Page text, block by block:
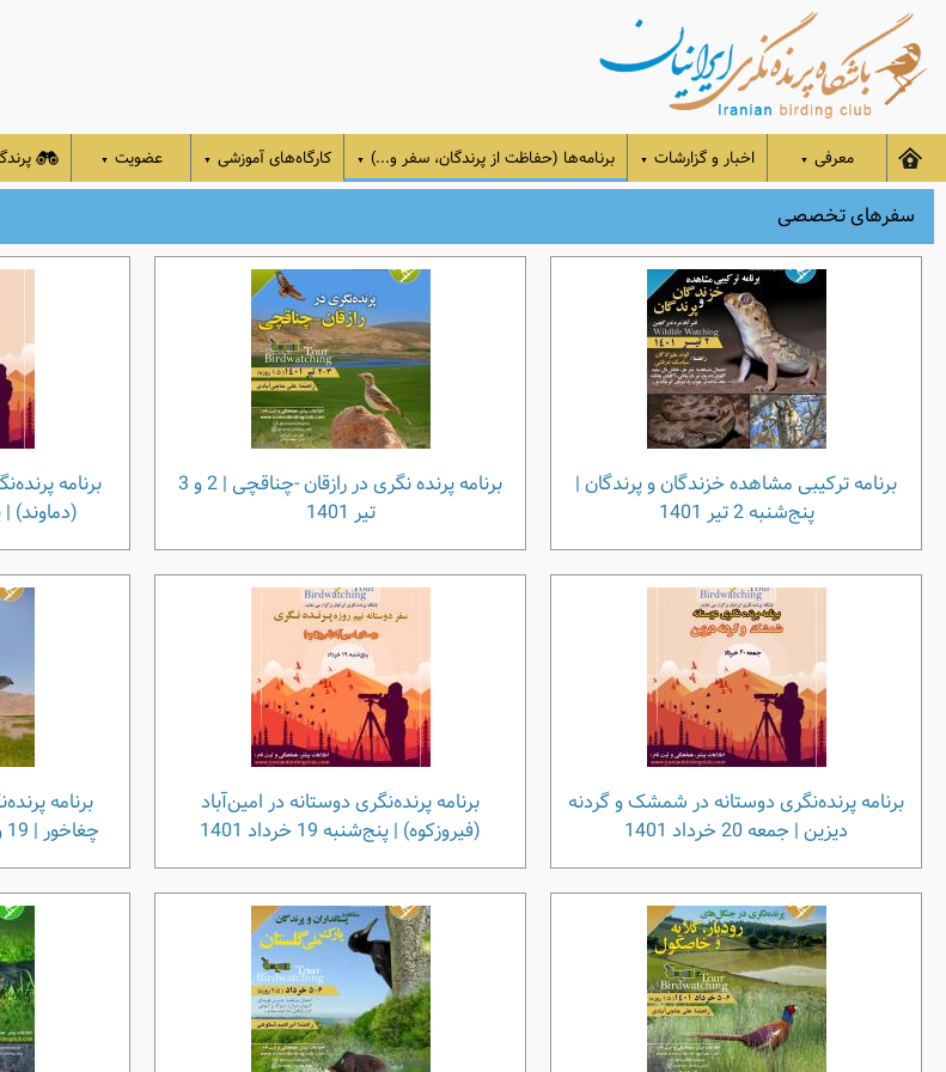
معرفی ▼ اخبار و گزارشات ▼ برنامه‌ها (حفاظت از پرندگان، سفر و...) ▼ کارگاه‌های آموزشی ▼ عضویت ▼
سفرهای تخصصی
برنامه ترکیبی مشاهده خزندگان و پرندگان |
پنج‌شنبه 2 تیر 1401
برنامه پرنده نگری در رازقان -چناقچی | 2 و 3
تیر 1401
برنامه
(دماوند) |
برنامه پرنده‌نگری دوستانه در شمشک و گردنه
دیزین | جمعه 20 خرداد 1401
برنامه پرنده‌نگری دوستانه در امین‌آباد
(فیروزکوه) | پنج‌شنبه 19 خرداد 1401
برنامه
چغاخور | 19 و 20 خرداد 1401 (2.5 روزه)